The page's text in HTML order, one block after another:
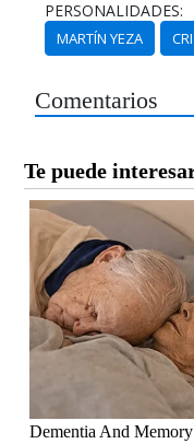
PERSONALIDADES:
MARTÍN YEZA
Comentarios